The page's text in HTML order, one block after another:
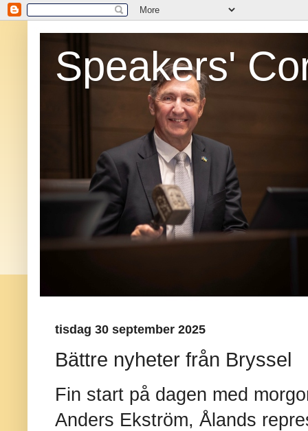
Speakers'
tisdag 30 september 2025
Bättre nyheter från Bryssel
Fin start på dagen med
Anders Ekström, Ålands